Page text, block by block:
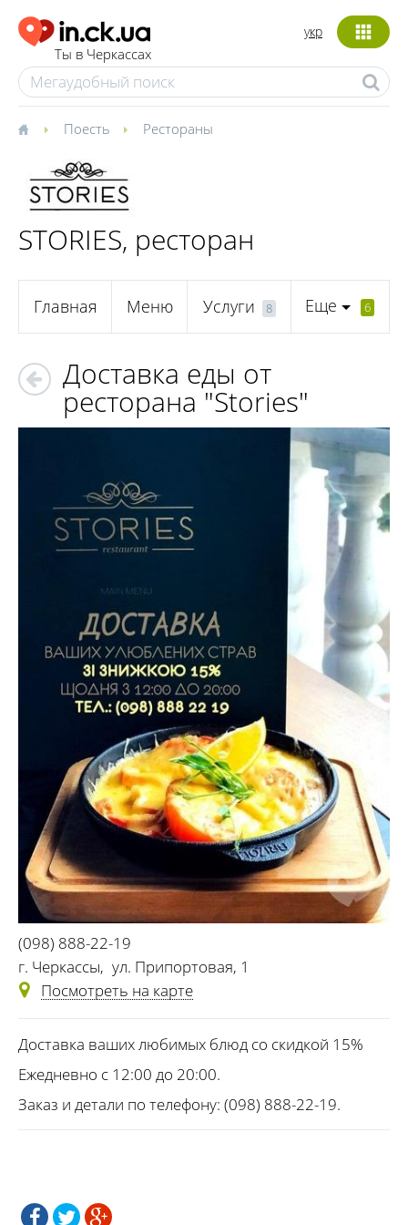
Ты в Черкассах
укр
Поесть Рестораны
STORIES, ресторан
Главная Меню Услуги 8 Еще 6
Доставка еды от
ресторана "Stories"
(098) 888-22-19
г. Черкассы, ул. Припортовая, 1
Посмотреть на карте
Доставка ваших любимых блюд со скидкой 15%
Ежедневно с 12:00 до 20:00.
Заказ и детали по телефону: (098) 888-22-19.